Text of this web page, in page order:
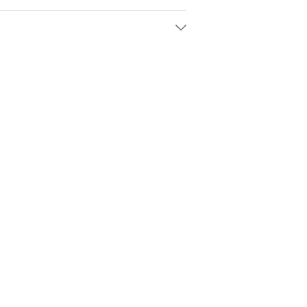
отлично впишется в любой
до современного. Идеальная